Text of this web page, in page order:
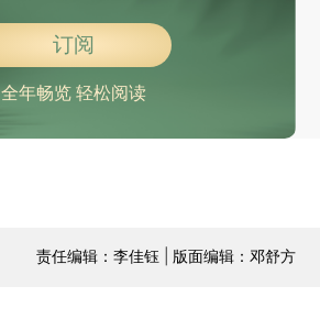
订阅
全年畅览 轻松阅读
责任编辑：李佳钰 | 版面编辑：邓舒方